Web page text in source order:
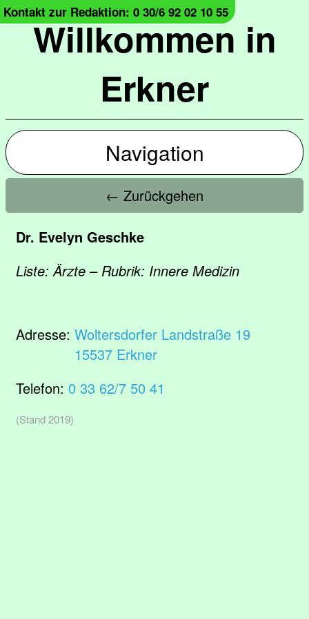
Willkommen in
Erkner
Kontakt zur Redaktion: 0 30/6 92 02 10 55
Navigation
← Zurückgehen
Dr. Evelyn Geschke
Liste: Ärzte – Rubrik: Innere Medizin
Adresse: Woltersdorfer Landstraße 19
15537 Erkner
Telefon: 0 33 62/7 50 41
(Stand 2019)